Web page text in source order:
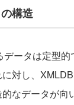
構造
ータは定型的
対し、
なデータが向